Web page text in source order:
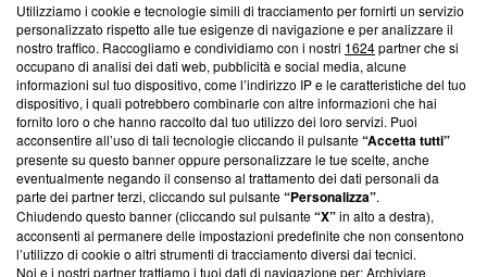
Questa sezione offre informazioni trasparenti su Blasting
News, sui nostri processi editoriali e su come ci impegniamo a
creare news di qualità. Inoltre, afferma la nostra aderenza a
‘Trust Project - News with Integrity’Blasting News non è
ancora membro del programma, ma ha richiesto di farne
parte; Trust Project non ha ancora effettuato una verifica di
conformità agli standard.
Su di noi
Team editoriale
Utilizziamo i cookie e tecnologie simili di tracciamento per fornirti un servizio
personalizzato rispetto alle tue esigenze di navigazione e per analizzare il
nostro traffico. Raccogliamo e condividiamo con i nostri 1624partner che si
occupano di analisi dei dati web, pubblicità e social media, alcune
informazioni sul tuo dispositivo, come l’indirizzo IP e le caratteristiche del tuo
dispositivo, i quali potrebbero combinarle con altre informazioni che hai
fornito loro o che hanno raccolto dal tuo utilizzo dei loro servizi. Puoi
acconsentire all’uso di tali tecnologie cliccando il pulsante“Accetta tutti”
presente su questo banner oppure personalizzare le tue scelte, anche
eventualmente negando il consenso al trattamento dei dati personali da
parte dei partner terzi, cliccando sul pulsante“Personalizza”.
Chiudendo questo banner (cliccando sul pulsante“X”in alto a destra),
acconsenti al permanere delle impostazioni predefinite che non consentono
l’utilizzo di cookie o altri strumenti di tracciamento diversi dai tecnici.
Noi e i nostri partner trattiamo i tuoi dati di navigazione per: Archiviare